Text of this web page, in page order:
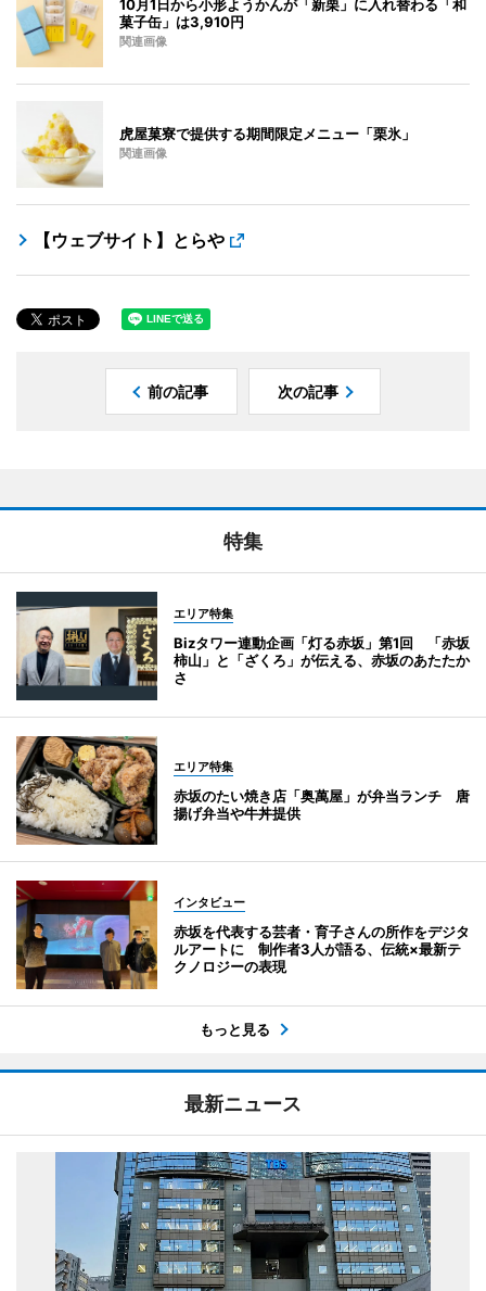
10月1日から小形ようかんが「新栗」に入れ替わる「和
菓子缶」は3,910円
関連画像
虎屋菓寮で提供する期間限定メニュー「栗氷」
関連画像
【ウェブサイト】とらや
前の記事 次の記事
特集
エリア特集
Bizタワー連動企画「灯る赤坂」第1回 「赤坂
柿山」と「ざくろ」が伝える、赤坂のあたたか
さ
エリア特集
赤坂のたい焼き店「奥萬屋」が弁当ランチ 唐
揚げ弁当や牛丼提供
インタビュー
赤坂を代表する芸者・育子さんの所作をデジタ
ルアートに 制作者3人が語る、伝統×最新テ
クノロジーの表現
もっと見る
最新ニュース